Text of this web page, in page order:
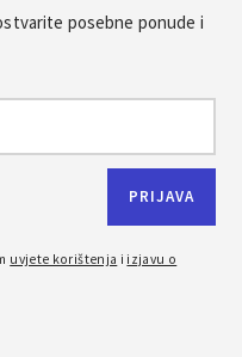
posebne ponude i
uvjete korištenja i izjavu o